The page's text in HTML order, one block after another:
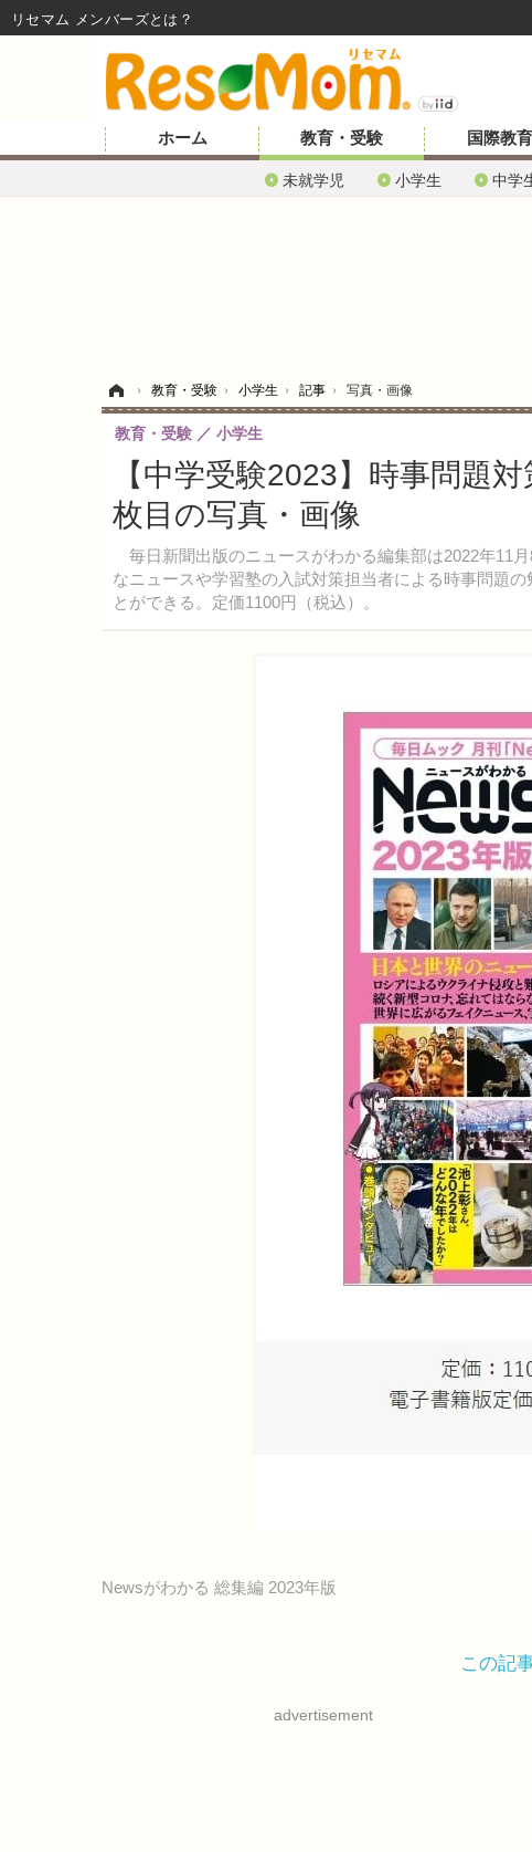
ホーム 教育・受験
未就学児 小学生 中学
国際教育
› 教育・受験 › 小学生 › 記事 › 写真・画像
【中学受験2023】時事問題
枚目の写真・画像
毎日新聞出版のニュースがわかる編集部は2022年11
なニュースや学習塾の入試対策担当者による時事問題
とができる。定価1100円（税込）。
教育・受験 小学生
Newsがわかる 総集編 2023年版
この記
advertisement
リセマム メンバーズ